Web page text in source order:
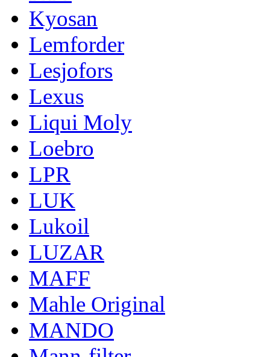
Kyosan
Lemforder
Lesjofors
Lexus
Liqui Moly
Loebro
LPR
LUK
Lukoil
LUZAR
MAFF
Mahle Original
MANDO